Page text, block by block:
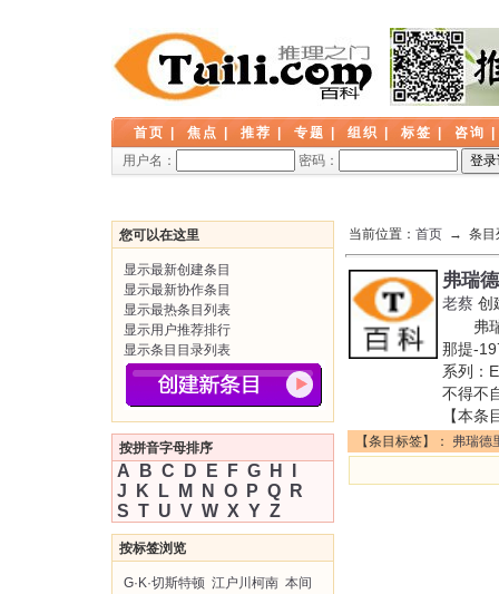
首页 焦点 推荐 专题 组织 标签 咨询
用户名：
密码：
您可以在这里
显示最新创建条目
显示最新协作条目
显示最热条目列表
显示用户推荐排行
显示条目目录列表
按拼音字母排序
A B C D E F G H
J
K L M N O P Q
R
S T U V W X Y Z
按标签浏览
G·K·切斯特顿 江户川柯南 本间
当前位置： 首页 → 条目
弗瑞
老蔡 创
弗瑞
那提-
系列：
不得不
【本条
【条目标签】： 弗瑞德